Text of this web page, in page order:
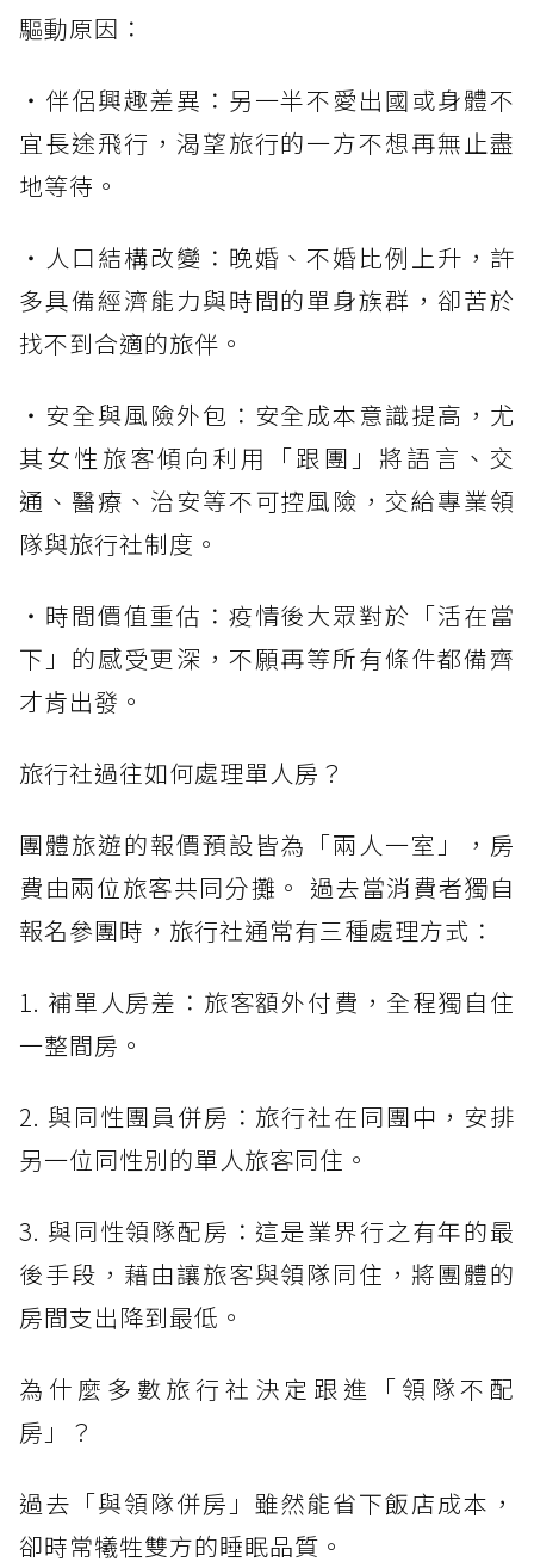
驅動原因：
・伴侶興趣差異：另一半不愛出國或身體不
宜長途飛行，渴望旅行的一方不想再無止盡
地等待。
・人口結構改變：晚婚、不婚比例上升，許
多具備經濟能力與時間的單身族群，卻苦於
找不到合適的旅伴。
・安全與風險外包：安全成本意識提高，尤
其女性旅客傾向利用「跟團」將語言、交
通、醫療、治安等不可控風險，交給專業領
隊與旅行社制度。
・時間價值重估：疫情後大眾對於「活在當
下」的感受更深，不願再等所有條件都備齊
才肯出發。
旅行社過往如何處理單人房？
團體旅遊的報價預設皆為「兩人一室」，房
費由兩位旅客共同分攤。 過去當消費者獨自
報名參團時，旅行社通常有三種處理方式：
1. 補單人房差：旅客額外付費，全程獨自住
一整間房。
2. 與同性團員併房：旅行社在同團中，安排
另一位同性別的單人旅客同住。
3. 與同性領隊配房：這是業界行之有年的最
後手段，藉由讓旅客與領隊同住，將團體的
房間支出降到最低。
為什麼多數旅行社決定跟進「領隊不配
房」？
過去「與領隊併房」雖然能省下飯店成本，
卻時常犧牲雙方的睡眠品質。